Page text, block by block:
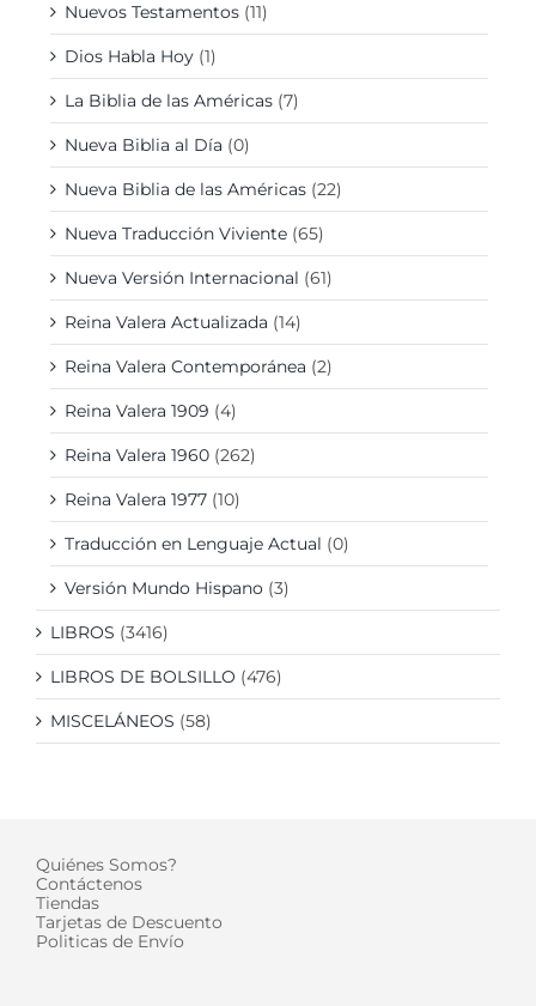
Nuevos Testamentos (11)
Dios Habla Hoy (1)
La Biblia de las Américas (7)
Nueva Biblia al Día (0)
Nueva Biblia de las Américas (22)
Nueva Traducción Viviente (65)
Nueva Versión Internacional (61)
Reina Valera Actualizada (14)
Reina Valera Contemporánea (2)
Reina Valera 1909 (4)
Reina Valera 1960 (262)
Reina Valera 1977 (10)
Traducción en Lenguaje Actual (0)
Versión Mundo Hispano (3)
LIBROS (3416)
LIBROS DE BOLSILLO (476)
MISCELÁNEOS (58)
Quiénes Somos?
Contáctenos
Tiendas
Tarjetas de Descuento
Politicas de Envío